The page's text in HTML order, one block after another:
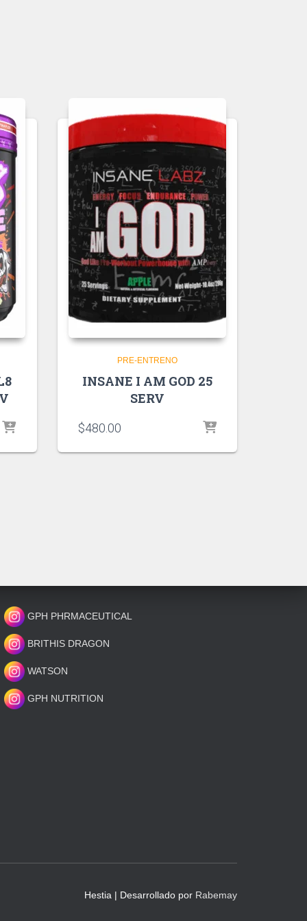
PRE-ENTRENO
INSANE I AM GOD 25
SERV
$480.00
GPH PHRMACEUTICAL
BRITHIS DRAGON
WATSON
GPH NUTRITION
Hestia | Desarrollado por Rabemay